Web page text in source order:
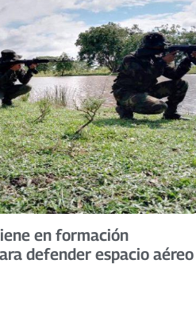
en formación
defender espacio aéreo